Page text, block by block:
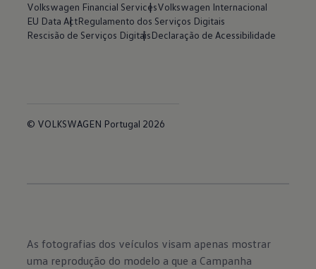
Volkswagen Financial ServicesVolkswagen Internacional
EU Data ActRegulamento dos Serviços Digitais
Rescisão de Serviços DigitaisDeclaração de Acessibilidade
© VOLKSWAGEN Portugal 2026
As fotografias dos veículos visam apenas mostrar
uma reprodução do modelo a que a Campanha